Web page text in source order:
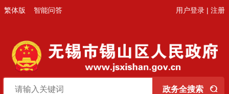
繁体版 智能问答 用户登录 | 注册